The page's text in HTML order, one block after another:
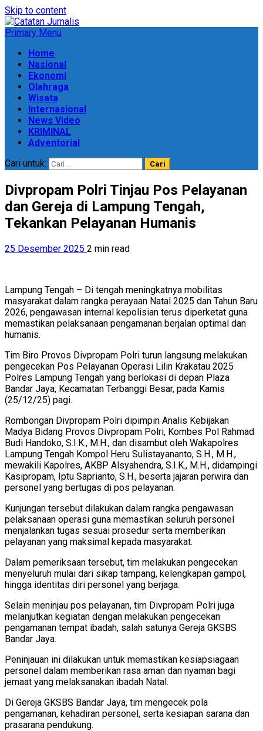
Skip to content
Primary Menu
Home
Nasional
Ekonomi
Olahraga
Wisata
Internasional
News Video
KRIMINAL
Adventorial
Cari untuk:
Divpropam Polri Tinjau Pos Pelayanan
dan Gereja di Lampung Tengah,
Tekankan Pelayanan Humanis
25 Desember 2025 2 min read
Lampung Tengah – Di tengah meningkatnya mobilitas
masyarakat dalam rangka perayaan Natal 2025 dan Tahun Baru
2026, pengawasan internal kepolisian terus diperketat guna
memastikan pelaksanaan pengamanan berjalan optimal dan
humanis.
Tim Biro Provos Divpropam Polri turun langsung melakukan
pengecekan Pos Pelayanan Operasi Lilin Krakatau 2025
Polres Lampung Tengah yang berlokasi di depan Plaza
Bandar Jaya, Kecamatan Terbanggi Besar, pada Kamis
(25/12/25) pagi.
Rombongan Divpropam Polri dipimpin Analis Kebijakan
Madya Bidang Provos Divpropam Polri, Kombes Pol Rahmad
Budi Handoko, S.I.K., M.H., dan disambut oleh Wakapolres
Lampung Tengah Kompol Heru Sulistayananto, S.H., M.H.,
mewakili Kapolres, AKBP Alsyahendra, S.I.K., M.H., didampingi
Kasipropam, Iptu Saprianto, S.H., beserta jajaran perwira dan
personel yang bertugas di pos pelayanan.
Kunjungan tersebut dilakukan dalam rangka pengawasan
pelaksanaan operasi guna memastikan seluruh personel
menjalankan tugas sesuai prosedur serta memberikan
pelayanan yang maksimal kepada masyarakat.
Dalam pemeriksaan tersebut, tim melakukan pengecekan
menyeluruh mulai dari sikap tampang, kelengkapan gampol,
hingga identitas diri personel yang berjaga.
Selain meninjau pos pelayanan, tim Divpropam Polri juga
melanjutkan kegiatan dengan melakukan pengecekan
pengamanan tempat ibadah, salah satunya Gereja GKSBS
Bandar Jaya.
Peninjauan ini dilakukan untuk memastikan kesiapsiagaan
personel dalam memberikan rasa aman dan nyaman bagi
jemaat yang melaksanakan ibadah Natal.
Di Gereja GKSBS Bandar Jaya, tim mengecek pola
pengamanan, kehadiran personel, serta kesiapan sarana dan
prasarana pendukung.